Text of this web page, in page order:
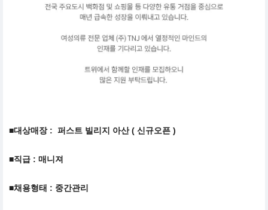
■대상매장 : 퍼스트 빌리지 아산 ( 신규오픈 )
■직급 : 매니져
■채용형태 : 중간관리